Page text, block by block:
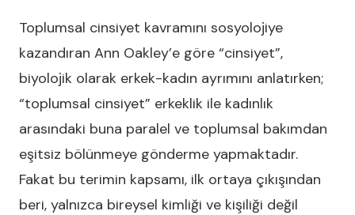
Toplumsal cinsiyet kavramını sosyolojiye
kazandıran Ann Oakley’e göre “cinsiyet”,
biyolojik olarak erkek-kadın ayrımını anlatırken;
“toplumsal cinsiyet” erkeklik ile kadınlık
arasındaki buna paralel ve toplumsal bakımdan
eşitsiz bölünmeye gönderme yapmaktadır.
Fakat bu terimin kapsamı, ilk ortaya çıkışından
beri, yalnızca bireysel kimliği ve kişiliği değil